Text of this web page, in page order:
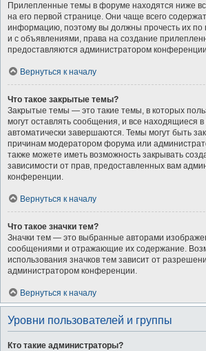
Прилепленные темы в форуме находятся ниже
на его первой странице. Они чаще всего
информацию, поэтому вы должны прочесть их по
и с объявлениями, права на создание
предоставляются администратором
Вернуться к началу
Что такое закрытые темы?
Закрытые темы — это такие темы, в которых
могут оставлять сообщения, и все находящиеся
автоматически завершаются. Темы могут быть
причинам модератором форума или
также можете иметь возможность закрывать
зависимости от прав, предоставленных вам
конференции.
Вернуться к началу
Что такое значки тем?
Значки тем — это выбранные авторами
сообщениями и отражающие их содержание.
использования значков тем зависит от
администратором конференции.
Вернуться к началу
Уровни пользователей и группы
Кто такие администраторы?